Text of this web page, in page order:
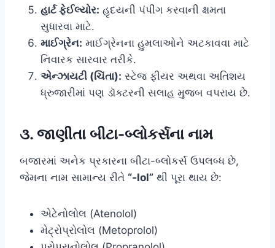
હાર્ટ ફેઈલ્યોર: હૃદયની પંપીંગ કરવાની ક્ષમતા
સુધારવા માટે.
માઈગ્રેન: માઈગ્રેનના હુમલાઓને અટકાવવા માટે
નિવારક સારવાર તરીકે.
એન્ઝાયટી (ચિંતા): સ્ટેજ ફીયર અથવા અતિશય
ધ્રુજારીમાં પણ ડૉક્ટરની સલાહ મુજબ વપરાય છે.
૩. જાણીતા બીટા-બ્લોકર્સના નામ
બજારમાં અનેક પ્રકારના બીટા-બ્લોકર્સ ઉપલબ્ધ છે,
જેમના નામ સામાન્ય રીતે “-lol” થી પૂરા થાય છે:
એટેનોલોલ (Atenolol)
મેટ્રોપ્રોલોલ (Metoprolol)